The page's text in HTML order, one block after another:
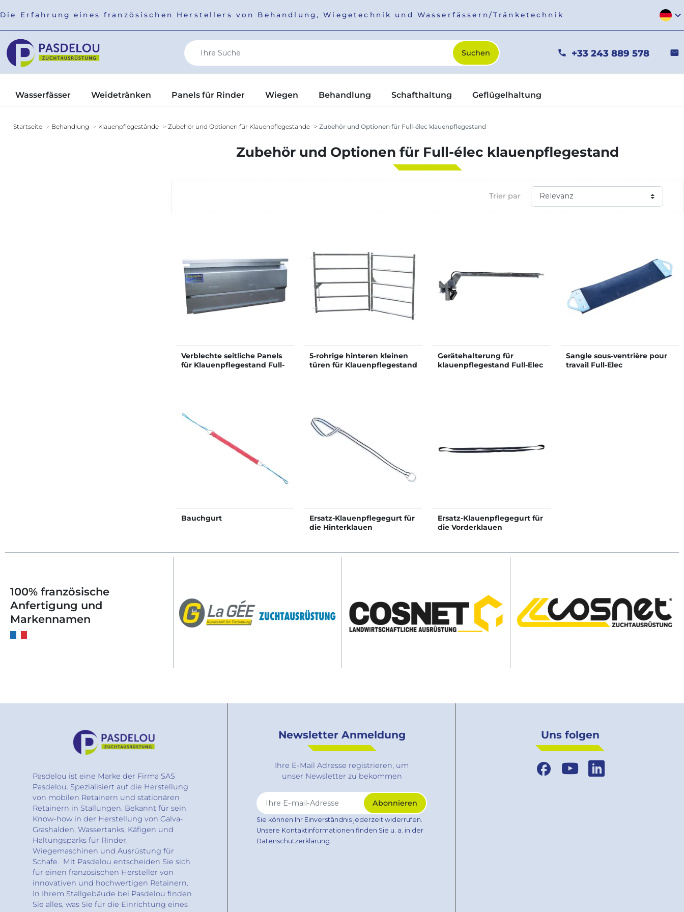
Die Erfahrung eines französischen Herstellers von Behandlung, Wiegetechnik und Wasserfässern/Tränketechnik expand_more
phone +33 243 889 578 mail
Wasserfässer Weidetränken Panels für Rinder Wiegen Behandlung Schafthaltung Geflügelhaltung
Startseite Behandlung Klauenpflegestânde Zubehör und Optionen für Klauenpflegestände Zubehör und Optionen für Full-élec klauenpflegestand
Zubehör und Optionen für Full-élec klauenpflegestand
Trier par
Verblechte seitliche Panels
für Klauenpflegestand Full-
5-rohrige hinteren kleinen
türen für Klauenpflegestand
Gerätehalterung für
klauenpflegestand Full-Elec
Sangle sous-ventrière pour
travail Full-Elec
Bauchgurt
Ersatz-Klauenpflegegurt für
die Hinterklauen
Ersatz-Klauenpflegegurt für
die Vorderklauen
100% französische
Anfertigung und
Markennamen
Pasdelou ist eine Marke der Firma SAS
Pasdelou. Spezialisiert auf die Herstellung
von mobilen Retainern und stationären
Retainern in Stallungen. Bekannt für sein
Know-how in der Herstellung von Galva-
Grashalden, Wassertanks, Käfigen und
Haltungsparks für Rinder,
Wiegemaschinen und Ausrüstung für
Schafe. Mit Pasdelou entscheiden Sie sich
für einen französischen Hersteller von
innovativen und hochwertigen Retainern.
In Ihrem Stallgebäude bei Pasdelou finden
Sie alles, was Sie für die Einrichtung eines
Newsletter Anmeldung
Ihre E-Mail Adresse registrieren, um
unser Newsletter zu bekommen
Sie können Ihr Einverständnis jederzeit widerrufen.
Unsere Kontaktinformationen finden Sie u. a. in der
Datenschutzerklärung.
Uns folgen